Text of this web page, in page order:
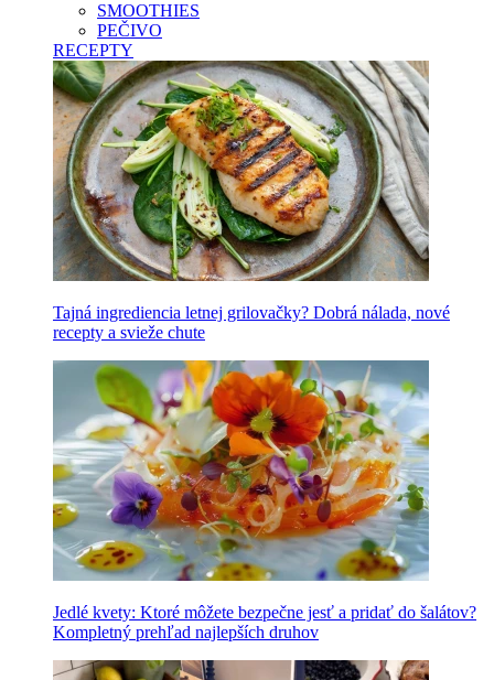
SMOOTHIES
PEČIVO
RECEPTY
Tajná ingrediencia letnej grilovačky? Dobrá nálada, nové
recepty a svieže chute
Jedlé kvety: Ktoré môžete bezpečne jesť a pridať do šalátov?
Kompletný prehľad najlepších druhov